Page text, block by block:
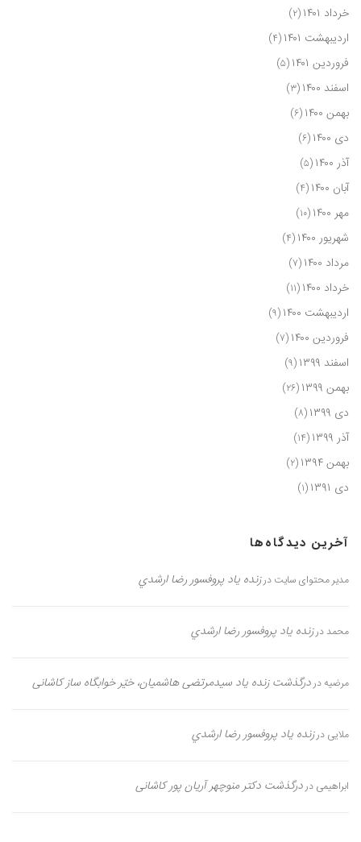
خرداد ۱۴۰۱ (۲)
اردیبهشت ۱۴۰۱ (۴)
فروردین ۱۴۰۱ (۵)
اسفند ۱۴۰۰ (۳)
بهمن ۱۴۰۰ (۶)
دی ۱۴۰۰ (۶)
آذر ۱۴۰۰ (۵)
آبان ۱۴۰۰ (۴)
مهر ۱۴۰۰ (۱۰)
شهریور ۱۴۰۰ (۴)
مرداد ۱۴۰۰ (۷)
خرداد ۱۴۰۰ (۱۱)
اردیبهشت ۱۴۰۰ (۹)
فروردین ۱۴۰۰ (۷)
اسفند ۱۳۹۹ (۹)
بهمن ۱۳۹۹ (۲۶)
دی ۱۳۹۹ (۸)
آذر ۱۳۹۹ (۱۴)
بهمن ۱۳۹۴ (۲)
دی ۱۳۹۱ (۱)
آخرین دیدگاه‌ها
مدیر محتوای سایت درزنده یاد پروفسور رضا ارشدي
محمد درزنده یاد پروفسور رضا ارشدي
مرضیه دردرگذشت زنده یاد سیدمرتضی هاشمیان، خیّر خوابگاه ساز کاشانی
ملایی درزنده یاد پروفسور رضا ارشدي
ابراهیمی دردرگذشت دکتر منوچهر آریان پور کاشانی